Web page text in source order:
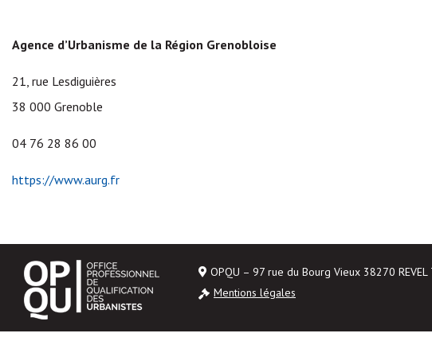
Agence d’Urbanisme de la Région Grenobloise
21, rue Lesdiguières
38 000 Grenoble
04 76 28 86 00
https://www.aurg.fr
OPQU – 97 rue du Bourg Vieux 38270 REVEL
Mentions légales